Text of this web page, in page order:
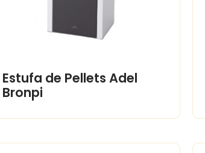
Estufa de Pellets Adel
Bronpi